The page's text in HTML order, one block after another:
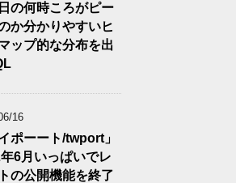
の何時ころがピー
か分かりやすいヒ
ップ的な分布を出
16
ポーート/twport」
6月いっぱいでレ
の公開機能を終了